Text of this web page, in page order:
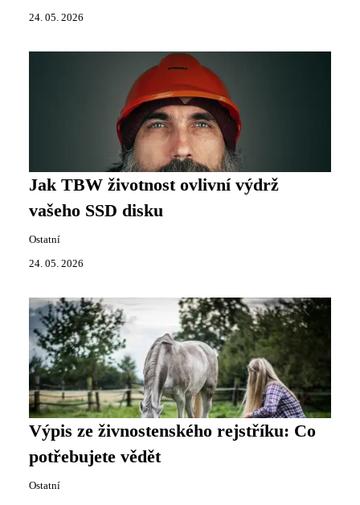
24. 05. 2026
Jak TBW životnost ovlivní výdrž
vašeho SSD disku
Ostatní
24. 05. 2026
Výpis ze živnostenského rejstříku: Co
potřebujete vědět
Ostatní